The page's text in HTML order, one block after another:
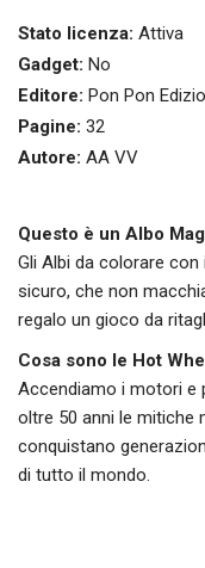
Stato licenza: Attiva
Gadget: No
Editore: Pon Pon
Pagine: 32
Autore: AA VV
Questo è un Albo
Gli Albi da colorare
sicuro, che non
regalo un gioco da
Cosa sono le Hot
Accendiamo i motori e
oltre 50 anni le mitiche
conquistano
di tutto il mondo.